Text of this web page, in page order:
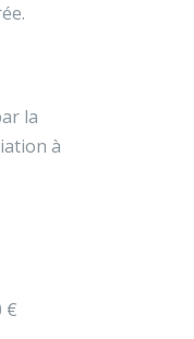
la
à
€